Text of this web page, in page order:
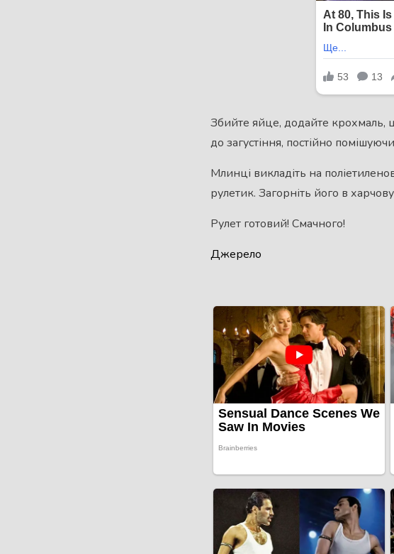
Збийте яйце, додайте крохмаль,
до загустіння, постійно
Млинці викладіть на
рулетик. Загорніть його в
Рулет готовий! Смачного!
Джерело